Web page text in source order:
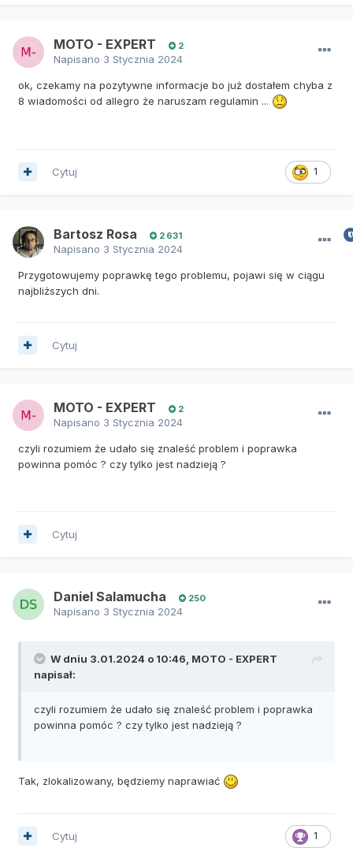
MOTO - EXPERT 2
Napisano 3 Stycznia 2024
ok, czekamy na pozytywne informacje bo już dostałem chyba z
8 wiadomości od allegro że naruszam regulamin ...
1
Cytuj
Bartosz Rosa 2 631
Napisano 3 Stycznia 2024
Przygotowujemy poprawkę tego problemu, pojawi się w ciągu
najbliższych dni.
Cytuj
MOTO - EXPERT 2
Napisano 3 Stycznia 2024
czyli rozumiem że udało się znaleść problem i poprawka
powinna pomóc ? czy tylko jest nadzieją ?
Cytuj
Daniel Salamucha 250
Napisano 3 Stycznia 2024
W dniu 3.01.2024 o 10:46, MOTO - EXPERT
napisał:
czyli rozumiem że udało się znaleść problem i poprawka
powinna pomóc ? czy tylko jest nadzieją ?
Tak, zlokalizowany, będziemy naprawiać
1
Cytuj